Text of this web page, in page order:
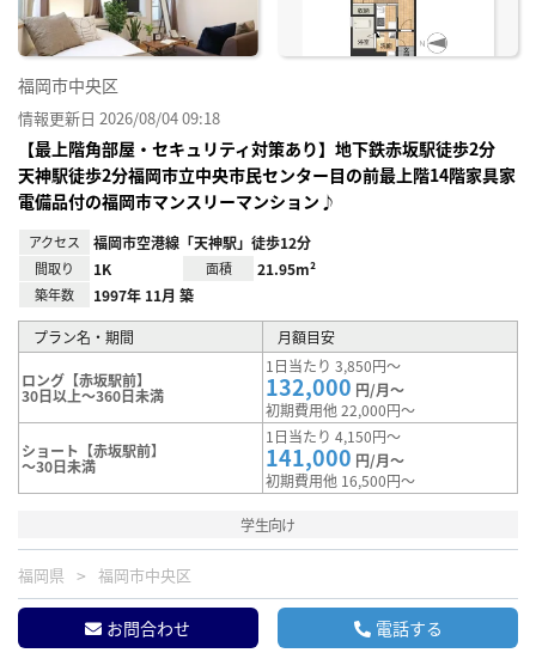
福岡市中央区
情報更新日 2026/08/04 09:18
【最上階角部屋・セキュリティ対策あり】地下鉄赤坂駅徒歩2分
天神駅徒歩2分福岡市立中央市民センター目の前最上階14階家具家
電備品付の福岡市マンスリーマンション♪
アクセス 福岡市空港線「天神駅」徒歩12分
間取り 1K 面積 21.95m²
築年数 1997年 11月 築
プラン名・期間 月額目安
ロング【赤坂駅前】
30日以上～360日未満
1日当たり 3,850円～
132,000 円/月～
初期費用他 22,000円～
ショート【赤坂駅前】
～30日未満
1日当たり 4,150円～
141,000 円/月～
初期費用他 16,500円～
学生向け
福岡県 福岡市中央区
お問合わせ 電話する